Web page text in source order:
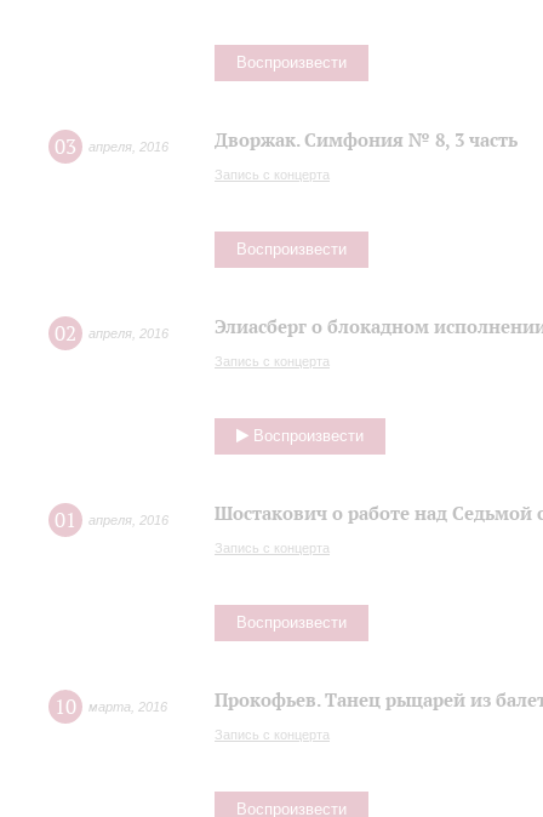
Воспроизвести
03 апреля 2016 Дворжак. Симфония № 8, 3 часть
Запись с концерта
Воспроизвести
02 апреля 2016 Элиасберг о блокадном
Запись с концерта
Воспроизвести
01 апреля 2016 Шостакович о работе над
Запись с концерта
Воспроизвести
10 марта 2016 Прокофьев. Танец рыцарей из
Запись с концерта
Воспроизвести